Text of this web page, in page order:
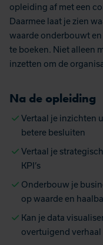
opleiding af met een
Daarmee laat je zien
waarde onderbouwt
te boeken. Niet alleen
inzetten om de
Na de opleiding
Vertaal je inzichten
betere besluiten
Vertaal je
KPI’s
Onderbouw je
op waarde en
Kan je data
overtuigend verhaal